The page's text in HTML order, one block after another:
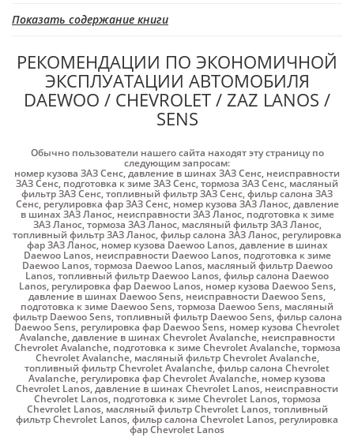
Показать содержание книги
РЕКОМЕНДАЦИИ ПО ЭКОНОМИЧНОЙ
ЭКСПЛУАТАЦИИ АВТОМОБИЛЯ
DAEWOO / CHEVROLET / ZAZ LANOS /
SENS
Обычно пользователи нашего сайта находят эту страницу по
следующим запросам:
номер кузова ЗАЗ Cенс,давление в шинах ЗАЗ Cенс, неисправности
ЗАЗ Cенс, подготовка к зиме ЗАЗ Cенс,тормоза ЗАЗ Cенс, масляный
фильтр ЗАЗ Cенс,топливный фильтр ЗАЗ Cенс,фильр салона ЗАЗ
Cенс, регулировка фар ЗАЗ Cенс, номер кузова ЗАЗ Ланос,давление
в шинах ЗАЗ Ланос, неисправности ЗАЗ Ланос, подготовка к зиме
ЗАЗ Ланос,тормоза ЗАЗ Ланос, масляный фильтр ЗАЗ Ланос,
топливный фильтр ЗАЗ Ланос,фильр салона ЗАЗ Ланос, регулировка
фар ЗАЗ Ланос,номер кузова Daewoo Lanos,давление в шинах
Daewoo Lanos, неисправности Daewoo Lanos, подготовка к зиме
Daewoo Lanos,тормоза Daewoo Lanos, масляный фильтр Daewoo
Lanos,топливный фильтр Daewoo Lanos,фильр салона Daewoo
Lanos, регулировка фар Daewoo Lanos, номер кузова Daewoo Sens,
давление в шинах Daewoo Sens, неисправности Daewoo Sens,
подготовка к зиме Daewoo Sens,тормоза Daewoo Sens, масляный
фильтр Daewoo Sens,топливный фильтр Daewoo Sens,фильр салона
Daewoo Sens, регулировка фар Daewoo Sens, номер кузова Chevrolet
Avalanche,давление в шинах Chevrolet Avalanche, неисправности
Chevrolet Avalanche, подготовка к зиме Chevrolet Avalanche,тормоза
Chevrolet Avalanche, масляный фильтр Chevrolet Avalanche,
топливный фильтр Chevrolet Avalanche,фильр салона Chevrolet
Avalanche, регулировка фар Chevrolet Avalanche, номер кузова
Chevrolet Lanos,давление в шинах Chevrolet Lanos, неисправности
Chevrolet Lanos, подготовка к зиме Chevrolet Lanos,тормоза
Chevrolet Lanos, масляный фильтр Chevrolet Lanos,топливный
фильтр Chevrolet Lanos,фильр салона Chevrolet Lanos, регулировка
фар Chevrolet Lanos